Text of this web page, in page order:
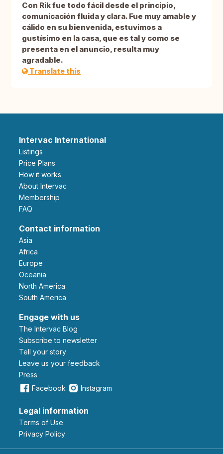
Con Rik fue todo fácil desde el principio,
comunicación fluida y clara. Fue muy amable y
cálido en su bienvenida, estuvimos a
gustísimo en la casa, que es tal y como se
presenta en el anuncio, resulta muy
agradable.
Translate this
Intervac International
Listings
Price Plans
How it works
About Intervac
Membership
FAQ
Contact information
Asia
Africa
Europe
Oceania
North America
South America
Engage with us
The Intervac Blog
Subscribe to newsletter
Tell your story
leave us your feedback
Press
Facebook
Instagram
Legal information
Terms of Use
Privacy Policy